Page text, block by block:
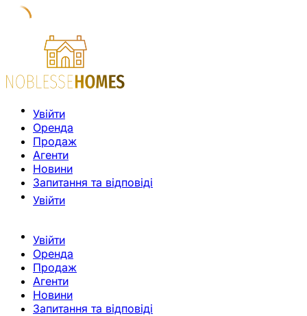
Увійти
Оренда
Продаж
Агенти
Новини
Запитання та відповіді
Увійти
Увійти
Оренда
Продаж
Агенти
Новини
Запитання та відповіді